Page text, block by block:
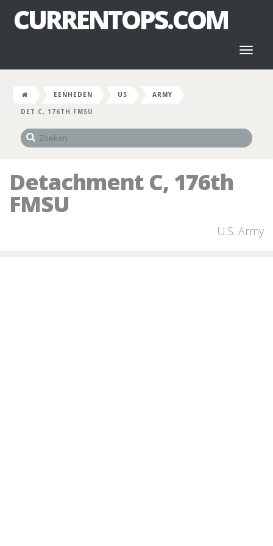
CURRENTOPS.COM
EENHEDEN US
ARMY
DET C, 176TH FMSU
Detachment C, 176th
FMSU
U.S. Army